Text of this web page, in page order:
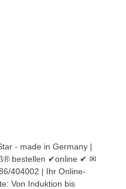
- made in Germany |
bestellen ✔online ✔ ✉
404002 | Ihr Online-
Von Induktion bis